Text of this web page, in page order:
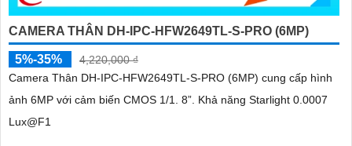
CAMERA THÂN DH-IPC-HFW2649TL-S-PRO (6MP)
5%-35%
4,220,000 ₫
Camera Thân DH-IPC-HFW2649TL-S-PRO (6MP) cung cấp hình
ảnh 6MP với cảm biến CMOS 1/1. 8”. Khả năng Starlight 0.0007
Lux@F1